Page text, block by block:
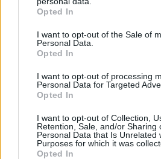
grant or deny consent to Google and
use your data for below specified
consent section.
Opted In
I want to opt-out of the Sale of
Personal Data.
Opted In
I want to opt-out of processing
Personal Data for Targeted
Opted In
I want to opt-out of Collection,
Retention, Sale, and/or Sharing
Personal Data that Is Unrelated
Purposes for which it was
Opted In
Στη ΓΑΔΑ κρατείται η
για την επίθεση στη Marfin,
φωτογραφίες